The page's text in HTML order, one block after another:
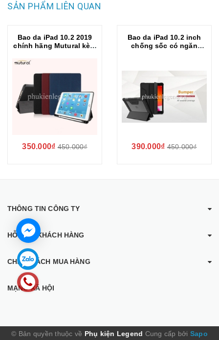
SẢN PHẨM LIÊN QUAN
Bao da iPad 10.2 2019
chính hãng Mutural kèm
350.000₫ 450.000₫
Bao da iPad 10.2 inch
chống sốc có ngăn
390.000₫ 450.000₫
THÔNG TIN CÔNG TY
HỖ TRỢ KHÁCH HÀNG
CHÍNH SÁCH MUA HÀNG
MẠNG XÃ HỘI
© Bản quyền thuộc về Phụ kiện Legend Cung cấp bởi Sapo